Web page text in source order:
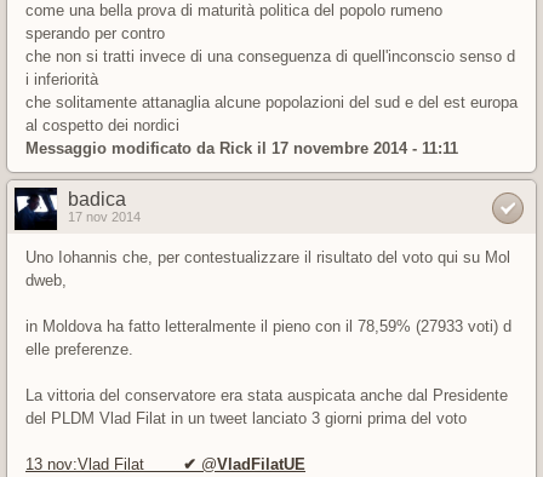
come una bella prova di maturità politica del popolo rumeno
sperando per contro
che non si tratti invece di una conseguenza di quell'inconscio senso d
i inferiorità
che solitamente attanaglia alcune popolazioni del sud e del est europa
al cospetto dei nordici
Messaggio modificato da Rick il 17 novembre 2014 - 11:11
badica
17 nov 2014
Uno Iohannis che, per contestualizzare il risultato del voto qui su Mol
dweb,
in Moldova ha fatto letteralmente il pieno con il 78,59% (27933 voti) d
elle preferenze.
La vittoria del conservatore era stata auspicata anche dal Presidente
del PLDM Vlad Filat in un tweet lanciato 3 giorni prima del voto
13 nov:Vlad Filat ✔ @VladFilatUE